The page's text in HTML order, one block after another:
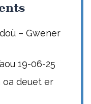
– Gwener
19-06-25
oa deuet er